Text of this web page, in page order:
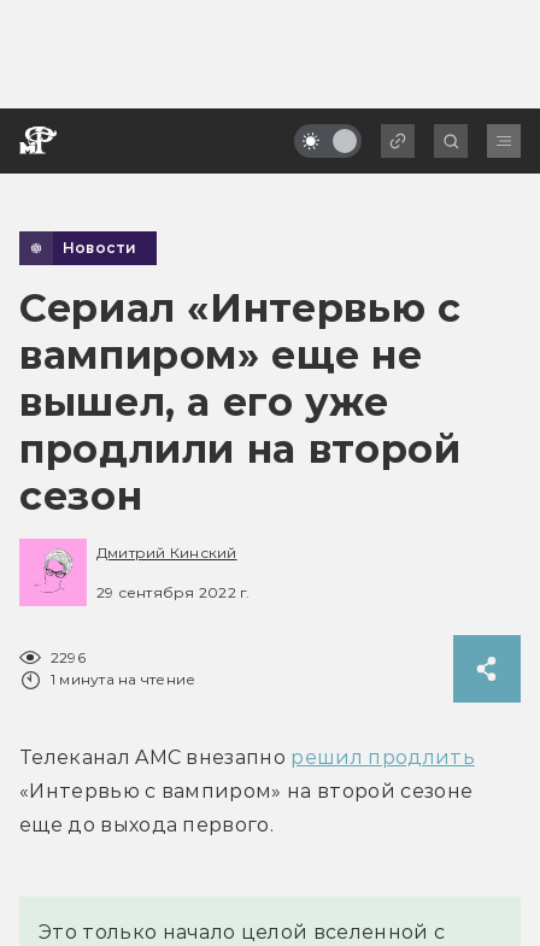
Новости
Сериал «Интервью с
вампиром» еще не
вышел, а его уже
продлили на второй
сезон
Дмитрий Кинский
29 сентября 2022 г.
2296
1 минута на чтение
Телеканал AMC внезапно решил продлить
«Интервью с вампиром» на второй сезоне
еще до выхода первого.
Это только начало целой вселенной с